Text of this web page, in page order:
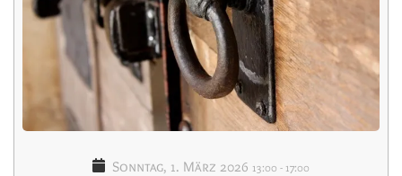
Sonntag, 1. März 2026 13:00 - 17:00